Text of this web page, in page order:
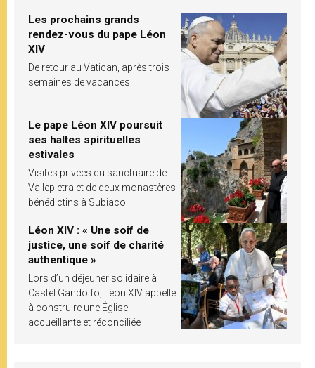
Les prochains grands
rendez-vous du pape Léon
XIV
De retour au Vatican, après trois
semaines de vacances
Le pape Léon XIV poursuit
ses haltes spirituelles
estivales
Visites privées du sanctuaire de
Vallepietra et de deux monastères
bénédictins à Subiaco
Léon XIV : « Une soif de
justice, une soif de charité
authentique »
Lors d’un déjeuner solidaire à
Castel Gandolfo, Léon XIV appelle
à construire une Église
accueillante et réconciliée